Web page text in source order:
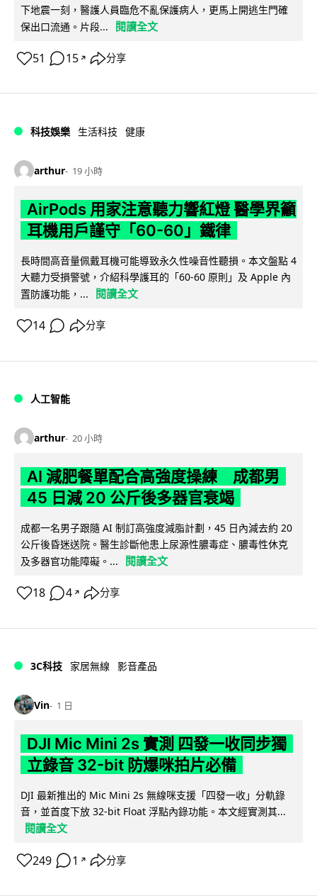
下地震一刻，醫護人員臨危不亂保護病人，更馬上開逃生門確
保出口流通。片段...
閱讀全文
51 15 ↗ 分享
科技娛樂 生活科技 健康
arthur 19 小時
AirPods 用家注意聽力響紅燈 醫學界籲
耳機用戶謹守「60-60」鐵律
長時間高音量佩戴耳機可能導致永久性噪音性聽損。本文盤點 4
大聽力受損警號，介紹科學護耳的「60-60 原則」及 Apple 內
置防護功能，...
閱讀全文
14 分享
人工智能
arthur 20 小時
AI 減肥餐單配合高強度操練 成都男
45 日減 20 公斤後多器官衰竭
成都一名男子跟隨 AI 制訂高強度減脂計劃，45 日內減去約 20
公斤後昏迷送院。醫生診斷他患上尿源性膿毒症、膿毒性休克
及多器官功能障礙。...
閱讀全文
18 4 ↗ 分享
3C科技 家居無線 影音產品
Vin 1 日
DJI Mic Mini 2s 實測 四發一收同步獨
立錄音 32-bit 防爆咪拍片必備
DJI 最新推出的 Mic Mini 2s 無線咪支援「四發一收」分軌錄
音，並首度下放 32-bit Float 浮點內錄功能。本文經實測其...
閱讀全文
249 1 ↗ 分享